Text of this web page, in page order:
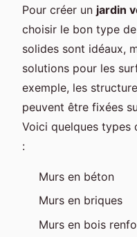
Pour créer un jardin
choisir le bon type
solides sont idéaux,
solutions pour les
exemple, les
peuvent être fixées
Voici quelques types
:
Murs en béton
Murs en briques
Murs en bois